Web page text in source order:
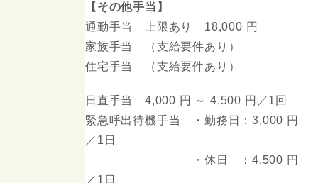
【その他手当】
通勤手当 上限あり 18,000 円
家族手当 （支給要件あり）
住宅手当 （支給要件あり）
日直手当 4,000 円 ～ 4,500 円／1回
緊急呼出待機手当 ・勤務日：3,000 円
／1日
・休日 ：4,500 円
／1日